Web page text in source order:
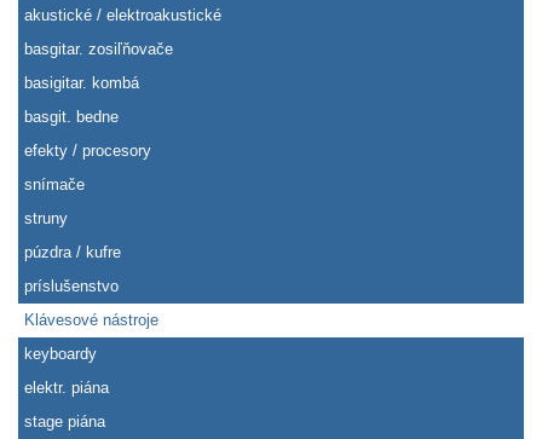
akustické / elektroakustické
basgitar. zosiľňovače
basigitar. kombá
basgit. bedne
efekty / procesory
snímače
struny
púzdra / kufre
príslušenstvo
Klávesové nástroje
keyboardy
elektr. piána
stage piána